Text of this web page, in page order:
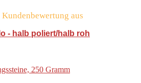
Kundenbewertung aus
- halb poliert/halb roh